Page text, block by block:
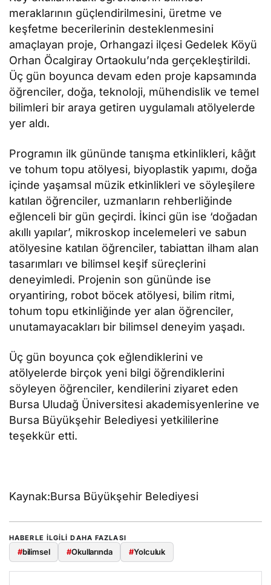
meraklarının güçlendirilmesini, üretme ve
keşfetme becerilerinin desteklenmesini
amaçlayan proje, Orhangazi ilçesi Gedelek Köyü
Orhan Öcalgiray Ortaokulu’nda gerçekleştirildi.
Üç gün boyunca devam eden proje kapsamında
öğrenciler, doğa, teknoloji, mühendislik ve temel
bilimleri bir araya getiren uygulamalı atölyelerde
yer aldı.
Programın ilk gününde tanışma etkinlikleri, kâğıt
ve tohum topu atölyesi, biyoplastik yapımı, doğa
içinde yaşamsal müzik etkinlikleri ve söyleşilere
katılan öğrenciler, uzmanların rehberliğinde
eğlenceli bir gün geçirdi. İkinci gün ise ‘doğadan
akıllı yapılar’, mikroskop incelemeleri ve sabun
atölyesine katılan öğrenciler, tabiattan ilham alan
tasarımları ve bilimsel keşif süreçlerini
deneyimledi. Projenin son gününde ise
oryantiring, robot böcek atölyesi, bilim ritmi,
tohum topu etkinliğinde yer alan öğrenciler,
unutamayacakları bir bilimsel deneyim yaşadı.
Üç gün boyunca çok eğlendiklerini ve
atölyelerde birçok yeni bilgi öğrendiklerini
söyleyen öğrenciler, kendilerini ziyaret eden
Bursa Uludağ Üniversitesi akademisyenlerine ve
Bursa Büyükşehir Belediyesi yetkililerine
teşekkür etti.
Kaynak:Bursa Büyükşehir Belediyesi
HABERLE ILGILI DAHA FAZLASI
#bilimsel #Okullarında #Yolculuk